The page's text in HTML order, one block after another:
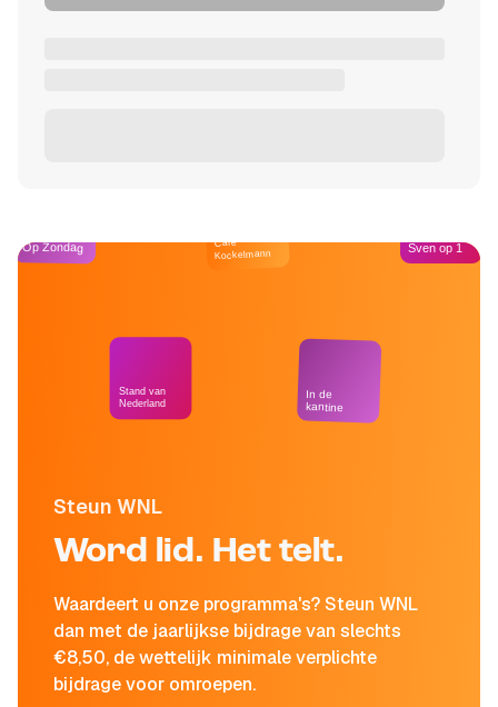
Steun WNL
Word lid. Het telt.
Waardeert u onze programma's? Steun WNL
dan met de jaarlijkse bijdrage van slechts
€8,50, de wettelijk minimale verplichte
bijdrage voor omroepen.
Op Zondag
Stand van
Nederland
Café
Kockelmann
In de
kantine
Sven op 1